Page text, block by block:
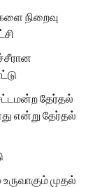
நிறைவு
தேர்தல்
என்று தேர்தல்
உருவாகும் முதல்